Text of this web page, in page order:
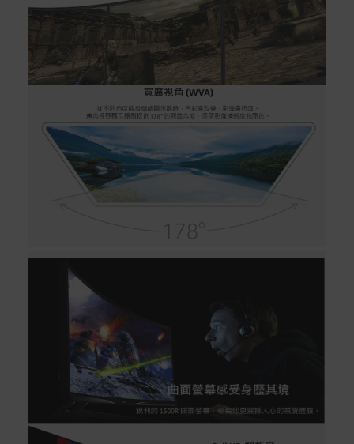
實際的到貨時間依配合的物流商做安排，在無特殊狀況下
可在出貨後的兩個工作天內送達。
預購商品依商品頁面上的出貨時間安排，且有可能因實際
生產狀況有延後情況發生。
保固與售後服務
Acer旗下品牌商品保固期限與說明請參考此連結：
http
s://www.acer.com/tw-zh/support/warranty/product-wa
rranties
非Acer旗下品牌商品保固依各商品和之廠商有所不同，詳
如有相關保固問題以及售後服務問題，您可以透過專線或
付款方式
本網站提供以下付款方式：
信用卡一次付清：支援Visa、Master Card及JCB卡
別
信用卡分期付款：限指定商品使用，滿1千享3期0利
率/滿1萬享3期0利率/滿3萬享12期0利率
銀行帳戶轉帳：使用一次性虛擬帳戶
LINEPAY(含iPASS MONEY)